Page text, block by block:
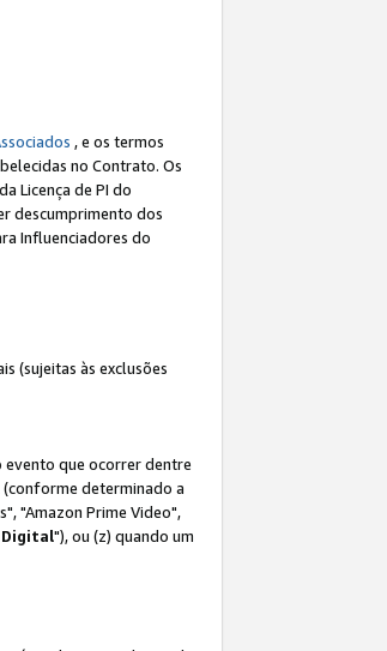
, e os termos
no Contrato. Os
Licença de PI do
descumprimento dos
Influenciadores do
(sujeitas às exclusões
evento que ocorrer dentre
determinado a
"Amazon Prime Video",
"), ou (z) quando um